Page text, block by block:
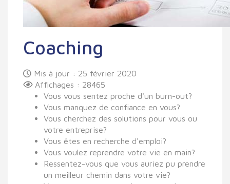
Coaching
Mis à jour : 25 février 2020
Affichages : 28465
Vous vous sentez proche d'un burn-out?
Vous manquez de confiance en vous?
Vous cherchez des solutions pour vous ou
votre entreprise?
Vous êtes en recherche d'emploi?
Vous voulez reprendre votre vie en main?
Ressentez-vous que vous auriez pu prendre
un meilleur chemin dans votre vie?